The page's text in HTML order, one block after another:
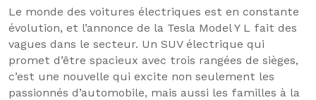
Le monde des voitures électriques est en constante
évolution, et l’annonce de la Tesla Model Y L fait des
vagues dans le secteur. Un SUV électrique qui
promet d’être spacieux avec trois rangées de sièges,
c’est une nouvelle qui excite non seulement les
passionnés d’automobile, mais aussi les familles à la